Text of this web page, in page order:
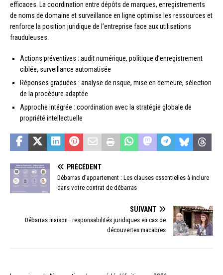
efficaces. La coordination entre dépôts de marques, enregistrements
de noms de domaine et surveillance en ligne optimise les ressources et
renforce la position juridique de l’entreprise face aux utilisations
frauduleuses.
Actions préventives : audit numérique, politique d’enregistrement
ciblée, surveillance automatisée
Réponses graduées : analyse de risque, mise en demeure, sélection
de la procédure adaptée
Approche intégrée : coordination avec la stratégie globale de
propriété intellectuelle
PRÉCÉDENT
Débarras d’appartement : Les clauses essentielles à inclure
dans votre contrat de débarras
SUIVANT
Débarras maison : responsabilités juridiques en cas de
découvertes macabres